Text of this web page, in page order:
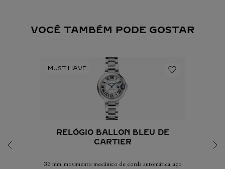
VOCÊ TAMBÉM PODE GOSTAR
RELÓGIO BALLON BLEU DE
CARTIER
33 mm, movimento mecânico de corda automática, aço